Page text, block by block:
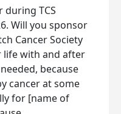
TCS
Will you sponsor
Cancer Society
life with and after
because
cancer at some
for [name of